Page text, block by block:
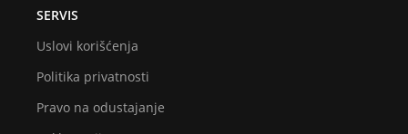
SERVIS
Uslovi korišćenja
Politika privatnosti
Pravo na odustajanje